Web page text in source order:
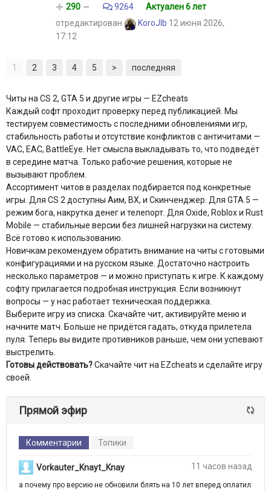
290
9264
Актуален 6 лет
отредактирован
KoroJIb 12 июня 2026,
17:12
1 2 3 4 5 > последняя
Читы на CS 2, GTA 5 и другие игры — EZcheats
Каждый софт проходит проверку перед публикацией. Мы
тестируем совместимость с последними обновлениями игр,
стабильность работы и отсутствие конфликтов с античитами —
VAC, EAC, BattleEye. Нет смысла выкладывать то, что подведёт
в середине матча. Только рабочие решения, которые не
вызывают проблем.
Ассортимент читов в разделах подбирается под конкретные
игры. Для CS 2 доступны Аим, ВХ, и Скинченджер. Для GTA 5 —
режим бога, накрутка денег и телепорт. Для Oxide, Roblox и Rust
Mobile — стабильные версии без лишней нагрузки на систему.
Всё готово к использованию.
Новичкам рекомендуем обратить внимание на читы с готовыми
конфигурациями и на русском языке. Достаточно настроить
несколько параметров — и можно приступать к игре. К каждому
софту прилагается подробная инструкция. Если возникнут
вопросы — у нас работает техническая поддержка.
Выберите игру из списка. Скачайте чит, активируйте меню и
начните матч. Больше не придётся гадать, откуда прилетела
пуля. Теперь вы видите противников раньше, чем они успевают
выстрелить.
Готовы действовать?Скачайте чит на EZcheats и сделайте игру
своей.
Прямой эфир
Комментарии Топики
Vorkauter_Knayt_Knay 11 часов назад
а почему про версию не обновили блять на 10 лет вперед оплатил